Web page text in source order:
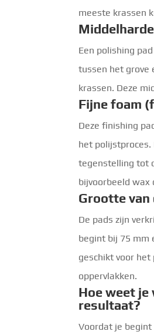
meeste krassen
Een polishing
tussen het grove
krassen. Deze
Fijne foam
Deze finishing
het
tegenstelling tot
bijvoorbeeld wax
Grootte
De pads zijn
begint bij 75 mm
geschikt voor het
oppervlakken.
Hoe weet
resultaat?
Voordat je